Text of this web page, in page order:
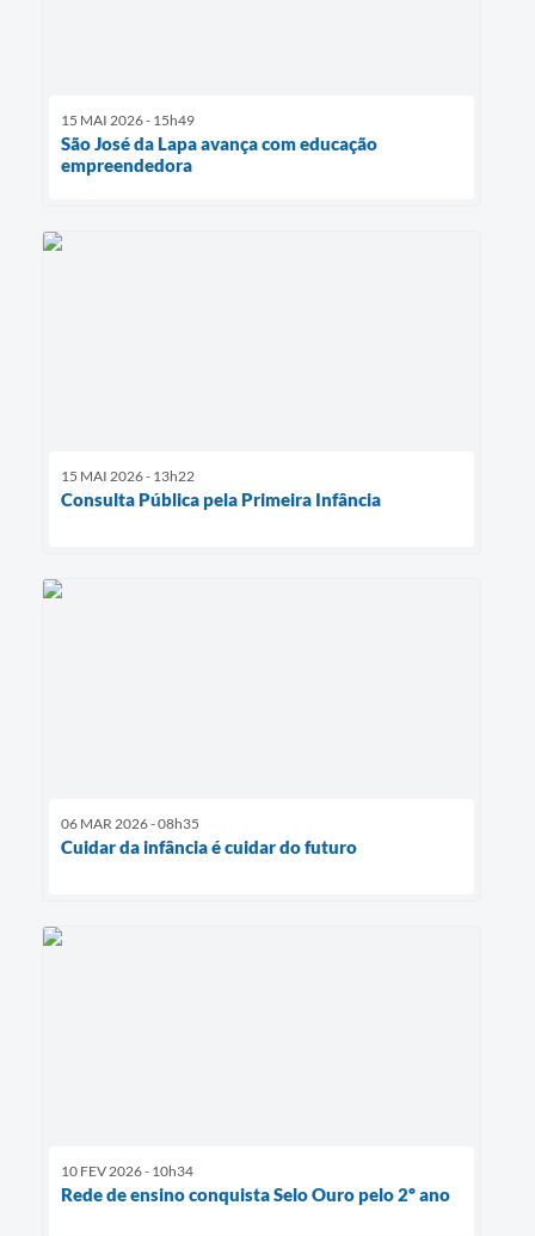
15 MAI 2026 - 15h49
São José da Lapa avança com educação
empreendedora
15 MAI 2026 - 13h22
Consulta Pública pela Primeira Infância
06 MAR 2026 - 08h35
Cuidar da infância é cuidar do futuro
10 FEV 2026 - 10h34
Rede de ensino conquista Selo Ouro pelo 2º ano